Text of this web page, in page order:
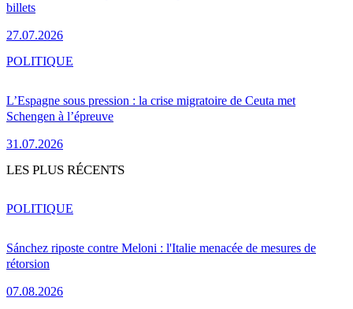
billets
27.07.2026
L’Espagne sous pression : la crise migratoire de Ceuta met
Schengen à l’épreuve
31.07.2026
POLITIQUE
LES PLUS RÉCENTS
Sánchez riposte contre Meloni : l'Italie menacée de mesures de
rétorsion
07.08.2026
POLITIQUE